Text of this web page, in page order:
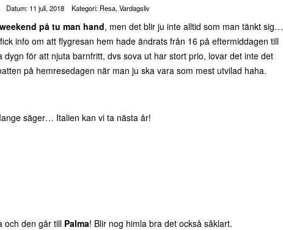
Datum: 11 juli, 2018 Kategori: Resa, Vardagsliv
på tu man hand, men det blir ju inte alltid som man tänkt sig…
info om att flygresan hem hade ändrats från 16 på eftermiddagen till
för att njuta barnfritt, dvs sova ut har stort prio, lovar det inte det
på hemresedagen när man ju ska vara som mest utvilad haha.
säger… Italien kan vi ta nästa år!
och den går till Palma! Blir nog himla bra det också såklart.